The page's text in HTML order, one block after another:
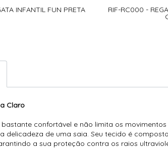
INFANTIL FUN PRETA RIF-RC000 -
Claro
bastante confortável e não limita os
delicadeza de uma saia. Seu tecido é
a sua proteção contra os raios